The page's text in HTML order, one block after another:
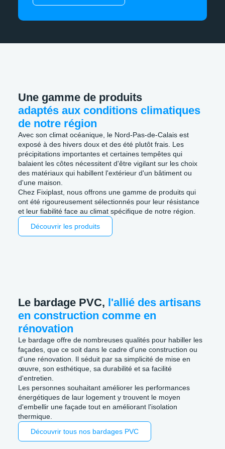
Une gamme de produits
adaptés aux conditions climatiques
de notre région
Avec son climat océanique, le Nord-Pas-de-Calais est
exposé à des hivers doux et des été plutôt frais. Les
précipitations importantes et certaines tempêtes qui
balaient les côtes nécessitent d'être vigilant sur les choix
des matériaux qui habillent l'extérieur d'un bâtiment ou
d'une maison.
Chez Fixiplast, nous offrons une gamme de produits qui
ont été rigoureusement sélectionnés pour leur résistance
et leur fiabilité face au climat spécifique de notre région.
Découvrir les produits
Le bardage PVC, l'allié des artisans
en construction comme en
rénovation
Le bardage offre de nombreuses qualités pour habiller les
façades, que ce soit dans le cadre d'une construction ou
d'une rénovation. Il séduit par sa simplicité de mise en
œuvre, son esthétique, sa durabilité et sa facilité
d'entretien.
Les personnes souhaitant améliorer les performances
énergétiques de laur logement y trouvent le moyen
d'embellir une façade tout en améliorant l'isolation
thermique.
Découvrir tous nos bardages PVC